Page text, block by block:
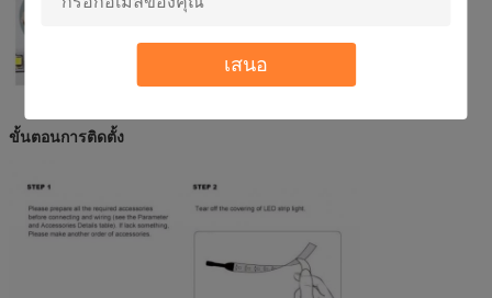
เสนอ
ขั้นตอนการติดตั้ง